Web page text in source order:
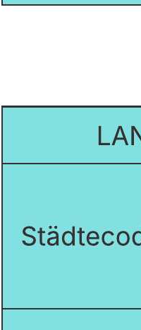
Aktivitätsdiagramm mit